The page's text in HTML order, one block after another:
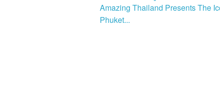
Amazing Thailand Presents The
Phuket...